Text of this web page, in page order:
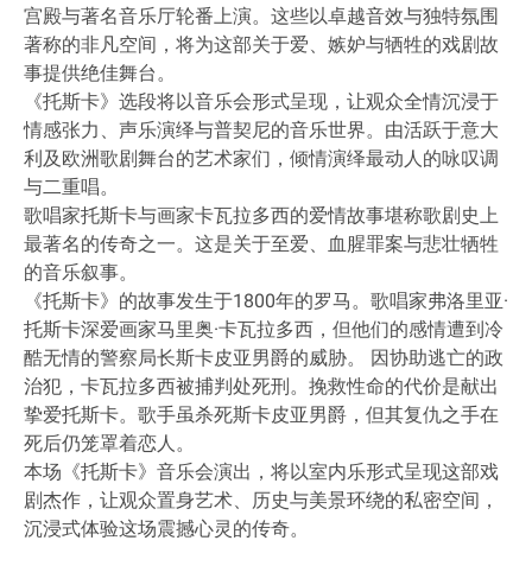
宫殿与著名音乐厅轮番上演。这些以卓越音效与独特氛围
著称的非凡空间，将为这部关于爱、嫉妒与牺牲的戏剧故
事提供绝佳舞台。
《托斯卡》选段将以音乐会形式呈现，让观众全情沉浸于
情感张力、声乐演绎与普契尼的音乐世界。由活跃于意大
利及欧洲歌剧舞台的艺术家们，倾情演绎最动人的咏叹调
与二重唱。
歌唱家托斯卡与画家卡瓦拉多西的爱情故事堪称歌剧史上
最著名的传奇之一。这是关于至爱、血腥罪案与悲壮牺牲
的音乐叙事。
《托斯卡》的故事发生于1800年的罗马。歌唱家弗洛里亚·
托斯卡深爱画家马里奥·卡瓦拉多西，但他们的感情遭到冷
酷无情的警察局长斯卡皮亚男爵的威胁。 因协助逃亡的政
治犯，卡瓦拉多西被捕判处死刑。挽救性命的代价是献出
挚爱托斯卡。歌手虽杀死斯卡皮亚男爵，但其复仇之手在
死后仍笼罩着恋人。
本场《托斯卡》音乐会演出，将以室内乐形式呈现这部戏
剧杰作，让观众置身艺术、历史与美景环绕的私密空间，
沉浸式体验这场震撼心灵的传奇。